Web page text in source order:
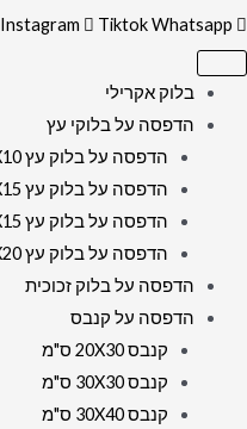
Instagram TiktokWhatsapp
בלוק אקרילי
הדפסה על בלוקי עץ
הדפסה על בלוק עץ 10X10 ס"מ
הדפסה על בלוק עץ 10X15 ס"מ
הדפסה על בלוק עץ 15X15 ס"מ
הדפסה על בלוק עץ 15X20 ס”מ
הדפסה על בלוק זכוכית
הדפסה על קנבס
קנבס 20X30 ס"מ
קנבס 30X30 ס"מ
קנבס 30X40 ס"מ
חיים
עם
טלית
ותפילין
להדפסה
קנבס
או
זכוכית